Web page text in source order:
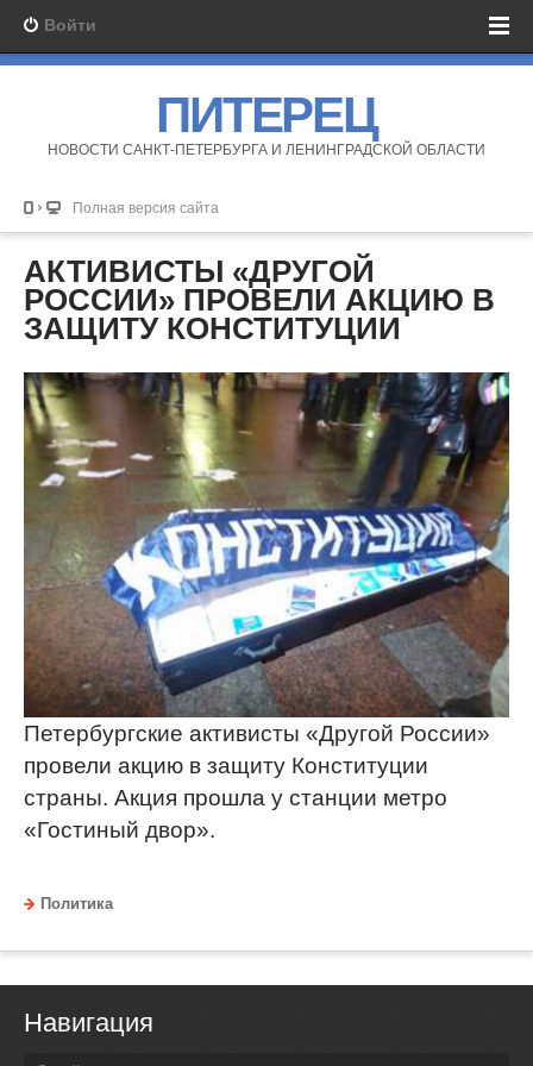
Войти
ПИТЕРЕЦ
НОВОСТИ САНКТ-ПЕТЕРБУРГА И ЛЕНИНГРАДСКОЙ ОБЛАСТИ
Полная версия сайта
АКТИВИСТЫ «ДРУГОЙ
РОССИИ» ПРОВЕЛИ АКЦИЮ В
ЗАЩИТУ КОНСТИТУЦИИ
Петербургские активисты «Другой России»
провели акцию в защиту Конституции
страны. Акция прошла у станции метро
«Гостиный двор».
Политика
Навигация